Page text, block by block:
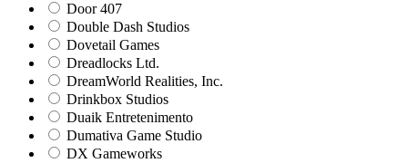
Door 407
Double Dash Studios
Dovetail Games
Dreadlocks Ltd.
DreamWorld Realities, Inc.
Drinkbox Studios
Duaik Entretenimento
Dumativa Game Studio
DX Gameworks